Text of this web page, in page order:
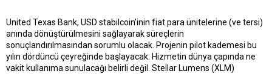
United Texas Bank, USD stabilcoin’inin fiat para ünitelerine (ve tersi)
anında dönüştürülmesini sağlayarak süreçlerin
sonuçlandırılmasından sorumlu olacak. Projenin pilot kademesi bu
yılın dördüncü çeyreğinde başlayacak. Hizmetin dünya çapında ne
vakit kullanıma sunulacağı belirli değil. Stellar Lumens (XLM)